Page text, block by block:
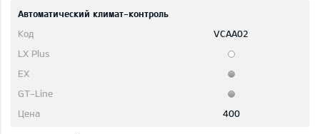
Автоматический климат-контроль
VCAA02
400